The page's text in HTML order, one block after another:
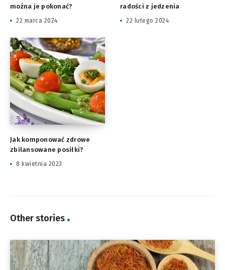
można je pokonać?
22 marca 2024
radości z jedzenia
22 lutego 2024
Jak komponować zdrowe
zbilansowane posiłki?
8 kwietnia 2023
Other stories